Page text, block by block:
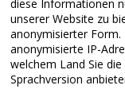
diese Informationen
unserer Website zu
anonymisierter
anonymisierte IP-
welchem ​​Land Sie
Sprachversion